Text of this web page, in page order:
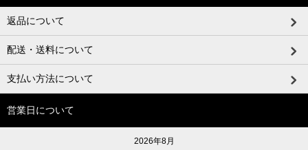
返品について
配送・送料について
支払い方法について
営業日について
2026年8月